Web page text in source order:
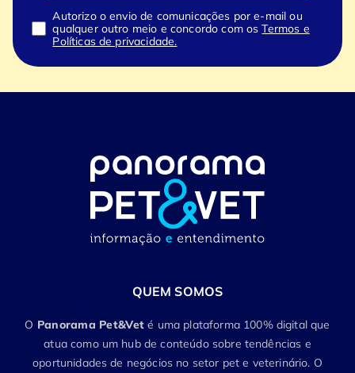
Autorizo o envio de comunicações por e-mail ou
qualquer outro meio e concordo com osTermos e
Políticas de privacidade.
QUEM SOMOS
O Panorama Pet&Vet é uma plataforma 100% digital que
atua como um hub de conteúdo sobre tendências e
oportunidades de negócios no setor pet e veterinário. O